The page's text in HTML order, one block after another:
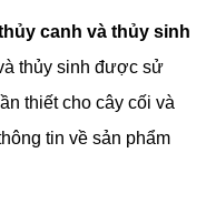
canh và thủy sinh
thủy sinh được sử
thiết cho cây cối và
tin về sản phẩm